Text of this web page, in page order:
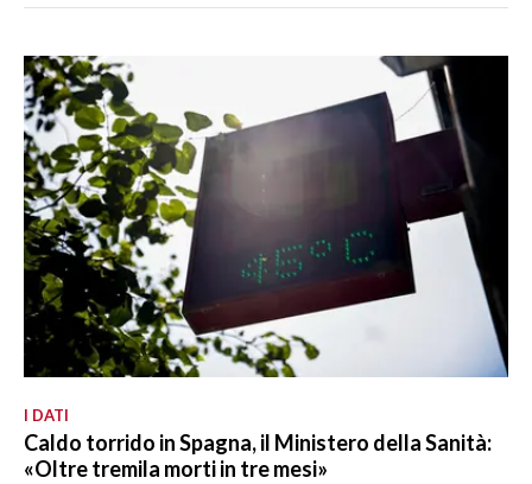
I DATI
Caldo torrido in Spagna, il Ministero della Sanità:
«Oltre tremila morti in tre mesi»